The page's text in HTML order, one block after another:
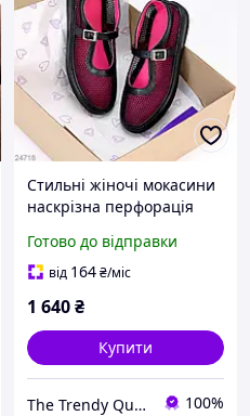
Стильні жіночі мокасини
наскрізна перфорація
чорний малина колір
Готово до відправки
від 164₴/міс
1 640₴
Купити
The Trendy Queen - інтернет-магазин 100%